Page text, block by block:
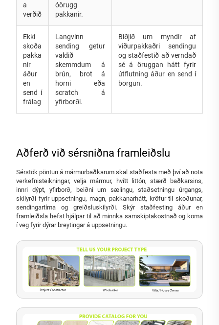
a
verðið
óörugg
pakkanir.
Ekki
skoða
pakka
nir
áður
en
send í
frálag
Langvinn
sending getur
valdið
skemmdum á
brún, brot á
horni eða
scratch á
yfirborði.
Biðjið um myndir af
viðurpakkaðri sendingu
og staðfestið að verndað
sé á öruggan hátt fyrir
útflutning áður en send í
borgun.
Aðferð við sérsniðna framleiðslu
Sérstök pöntun á mármurbaðkarum skal staðfesta með því að nota
verkefnisteikningar, velja mármur, hvítt littón, stærð baðkarsins,
innri dýpt, yfirborð, beiðni um sælingu, staðsetningu úrgangs,
skilyrði fyrir uppsetningu, magn, pakkanarhátt, kröfur til skoðunar,
sendingartíma og greiðsluskilyrði. Skýr staðfesting áður en
framleiðsla hefst hjálpar til að minnka samskiptakostnað og koma
í veg fyrir dýrar breytingar á uppsetningu.